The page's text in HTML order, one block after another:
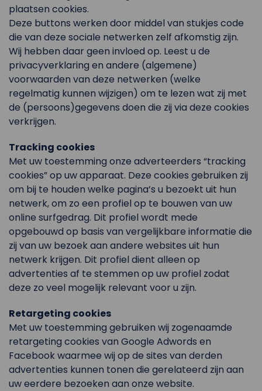
plaatsen cookies.
Deze buttons werken door middel van stukjes code
die van deze sociale netwerken zelf afkomstig zijn.
Wij hebben daar geen invloed op. Leest u de
privacyverklaring en andere (algemene)
voorwaarden van deze netwerken (welke
regelmatig kunnen wijzigen) om te lezen wat zij met
de (persoons)gegevens doen die zij via deze cookies
verkrijgen.
Tracking cookies
Met uw toestemming onze adverteerders “tracking
cookies” op uw apparaat. Deze cookies gebruiken zij
om bij te houden welke pagina’s u bezoekt uit hun
netwerk, om zo een profiel op te bouwen van uw
online surfgedrag. Dit profiel wordt mede
opgebouwd op basis van vergelijkbare informatie die
zij van uw bezoek aan andere websites uit hun
netwerk krijgen. Dit profiel dient alleen op
advertenties af te stemmen op uw profiel zodat
deze zo veel mogelijk relevant voor u zijn.
Retargeting cookies
Met uw toestemming gebruiken wij zogenaamde
retargeting cookies van Google Adwords en
Facebook waarmee wij op de sites van derden
advertenties kunnen tonen die gerelateerd zijn aan
uw eerdere bezoeken aan onze website.